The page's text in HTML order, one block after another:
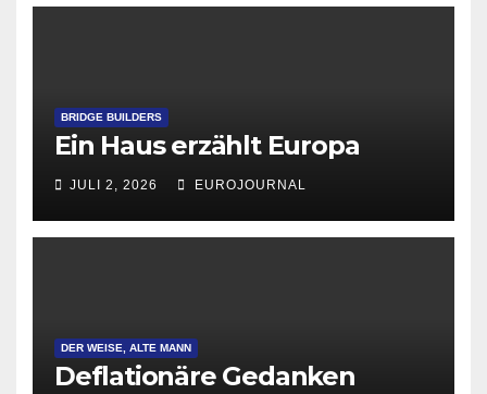
BRIDGE BUILDERS
Ein Haus erzählt Europa
JULI 2, 2026 EUROJOURNAL
DER WEISE, ALTE MANN
Deflationäre Gedanken